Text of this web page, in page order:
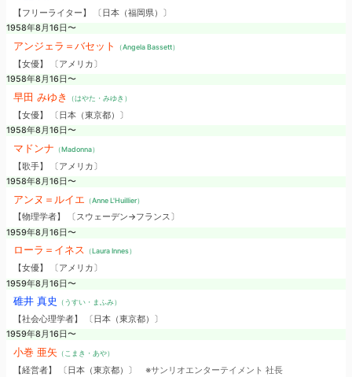
【フリーライター】 〔日本（福岡県）〕
1958年8月16日〜
アンジェラ＝バセット （Angela Bassett）
【女優】 〔アメリカ〕
1958年8月16日〜
早田 みゆき （はやた・みゆき）
【女優】 〔日本（東京都）〕
1958年8月16日〜
マドンナ （Madonna）
【歌手】 〔アメリカ〕
1958年8月16日〜
アンヌ＝ルイエ （Anne L'Huillier）
【物理学者】 〔スウェーデン→フランス〕
1959年8月16日〜
ローラ＝イネス （Laura Innes）
【女優】 〔アメリカ〕
1959年8月16日〜
碓井 真史 （うすい・まふみ）
【社会心理学者】 〔日本（東京都）〕
1959年8月16日〜
小巻 亜矢 （こまき・あや）
【経営者】 〔日本（東京都）〕 ※サンリオエンターテイメント 社長